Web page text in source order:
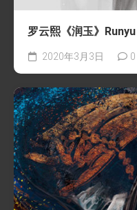
罗云熙《润玉》Runyu
2020年3月3日 0